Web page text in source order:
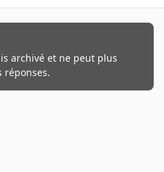
archivé et ne peut plus
réponses.